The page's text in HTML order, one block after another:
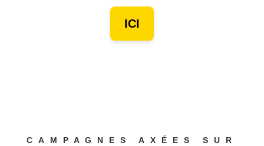
ICI
CAMPAGNES AXÉES SUR